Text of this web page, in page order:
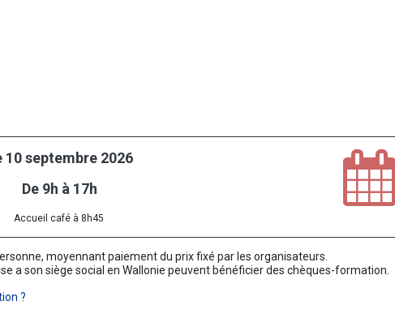
10 septembre 2026
De 9h à 17h
Accueil café à 8h45
moyennant paiement du prix fixé par les organisateurs.
a son siège social en Wallonie peuvent bénéficier des chèques-formation.
?